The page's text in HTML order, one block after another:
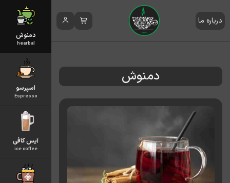
دمنوش
hearbal
اسپرسو
Espresso
آیس کافی
ice coffee
درباره ما
دمنوش